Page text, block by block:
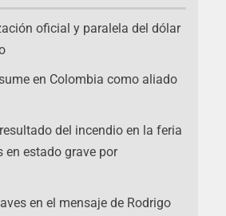
oficial y paralela del dólar
en Colombia como aliado
del incendio en la feria
en estado grave por
en el mensaje de Rodrigo